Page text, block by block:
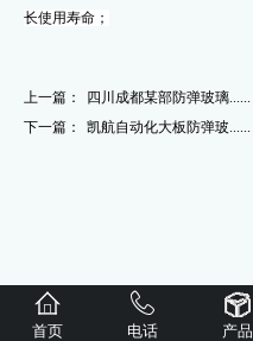
长使用寿命；
上一篇：
四川成都某部防弹玻璃......
下一篇：
凯航自动化大板防弹玻......
首页 电话 产品